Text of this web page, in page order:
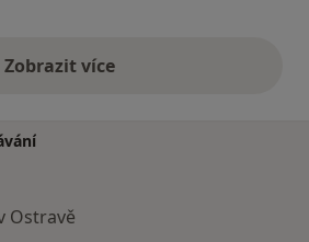
Zobrazit vícevýše uvedené názory
Ostravě